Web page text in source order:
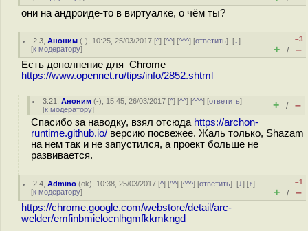
они на андроиде-то в виртуалке, о чём ты?
2.3 ,Аноним (-), 10:25, 25/03/2017 [^] [^^] [^^^] [ответить][↓]
[к модератору]
–3
+ / –
Есть дополнение для Chrome
https://www.opennet.ru/tips/info/2852.shtml
3.21 ,Аноним (-), 15:45, 26/03/2017 [^] [^^] [^^^] [ответить]
[к модератору] + / –
Спасибо за наводку, взял отсюда https://archon-
runtime.github.io/ версию посвежее. Жаль только, Shazam
на нем так и не запустился, а проект больше не
развивается.
2.4 ,Admino (ok), 10:38, 25/03/2017 [^] [^^] [^^^] [ответить][↓] [↑]
[к модератору]
–1
+ / –
https://chrome.google.com/webstore/detail/arc-
welder/emfinbmielocnlhgmfkkmkngd